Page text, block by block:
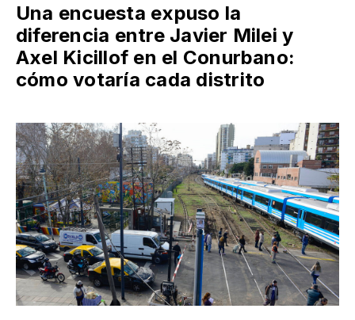
Una encuesta expuso la
diferencia entre Javier Milei y
Axel Kicillof en el Conurbano:
cómo votaría cada distrito